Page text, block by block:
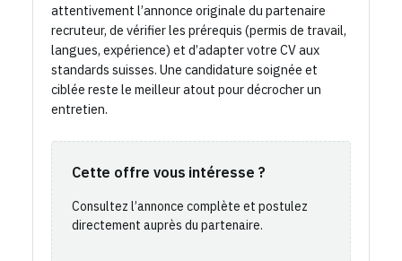
attentivement l’annonce originale du partenaire
recruteur, de vérifier les prérequis (permis de travail,
langues, expérience) et d’adapter votre CV aux
standards suisses. Une candidature soignée et
ciblée reste le meilleur atout pour décrocher un
entretien.
Cette offre vous intéresse ?
Consultez l’annonce complète et postulez
directement auprès du partenaire.